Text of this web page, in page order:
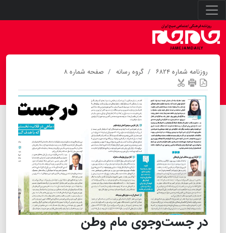
روزنامه شماره ۶۸۲۴ گروه رسانه صفحه شماره ۸
در جست‌وجوی مام وطن